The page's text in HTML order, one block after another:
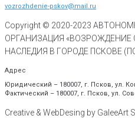
vozrozhdenie-pskov@mail.ru
Copyright © 2020-2023
ОРГАНИЗАЦИЯ «ВОЗРОЖДЕНИЕ
НАСЛЕДИЯ В ГОРОДЕ ПСКОВЕ
Адрес
Юридический – 180007, г. Псков, ул.
Фактический – 180007, г. Псков, ул.
Creative & WebDesing by GaleeArt